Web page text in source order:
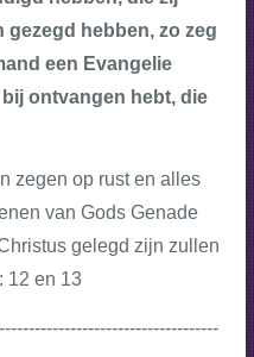
gezegd hebben, zo zeg
een Evangelie
ontvangen hebt, die
zegen op rust en alles
van Gods Genade
gelegd zijn zullen
12 en 13